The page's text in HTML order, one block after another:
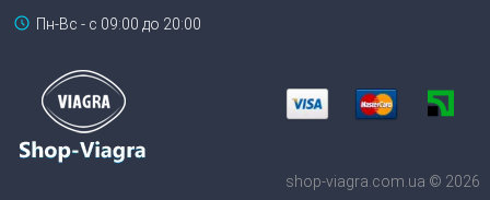
Пн-Вс - с 09:00 до 20:00
shop-viagra.com.ua © 2026